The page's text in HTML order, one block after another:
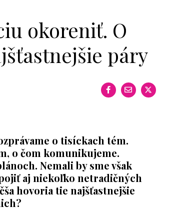
okoreniť. O
páry
o tisíckach tém.
o čom komunikujeme.
Nemali by sme však
aj niekoľko netradičných
hovoria tie najšťastnejšie